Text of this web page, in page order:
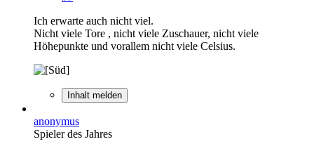
Ich erwarte auch nicht viel.
Nicht viele Tore , nicht viele Zuschauer, nicht viele
Höhepunkte und vorallem nicht viele Celsius.
Inhalt melden
anonymus
Spieler des Jahres